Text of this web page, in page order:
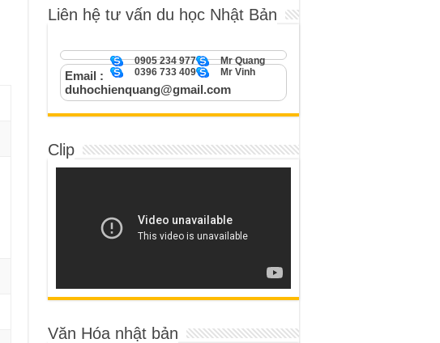
Liên hệ tư vấn du học Nhật Bản
Mr Quang
0905 234 977
Mr Vinh
0396 733 409
Email :
duhochienquang@gmail.com
Clip
Văn Hóa nhật bản